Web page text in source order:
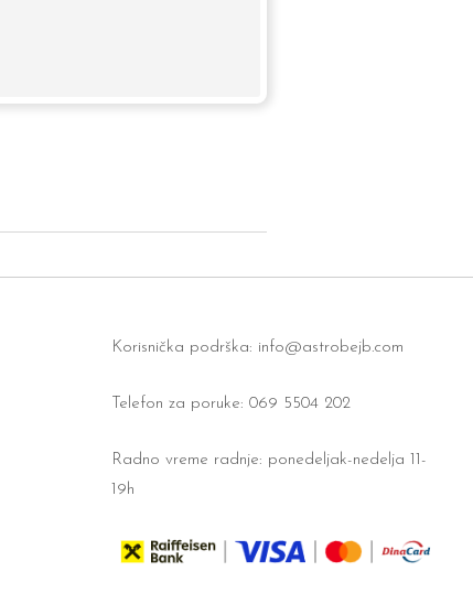
Korisnička podrška: info@astrobejb.com
Telefon za poruke: 069 5504 202
Radno vreme radnje: ponedeljak-nedelja 11-
19h